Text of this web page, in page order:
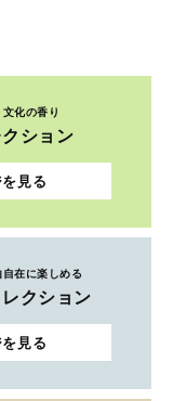
化の香り
ション
見る
在に楽しめる
クション
見る